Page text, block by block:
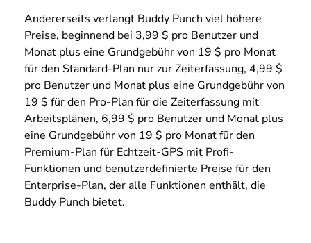
Andererseits verlangt Buddy Punch viel höhere
Preise, beginnend bei 3,99 $ pro Benutzer und
Monat plus eine Grundgebühr von 19 $ pro Monat
für den Standard-Plan nur zur Zeiterfassung, 4,99 $
pro Benutzer und Monat plus eine Grundgebühr von
19 $ für den Pro-Plan für die Zeiterfassung mit
Arbeitsplänen, 6,99 $ pro Benutzer und Monat plus
eine Grundgebühr von 19 $ pro Monat für den
Premium-Plan für Echtzeit-GPS mit Profi-
Funktionen und benutzerdefinierte Preise für den
Enterprise-Plan, der alle Funktionen enthält, die
Buddy Punch bietet.